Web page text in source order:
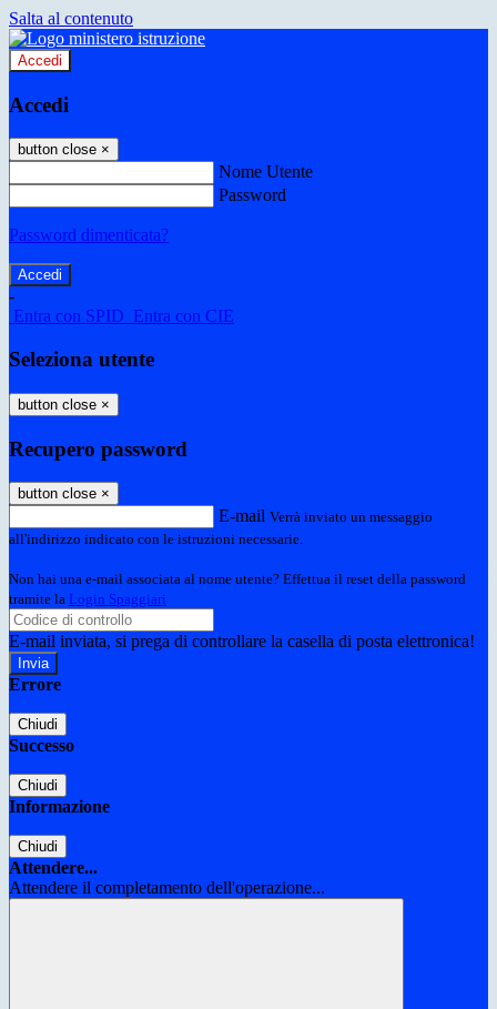
Salta al contenuto
Accedi
Accedi
button close ×
Nome Utente
Password
Password dimenticata?
-
Entra con SPID Entra con CIE
Seleziona utente
button close ×
Recupero password
button close ×
E-mail Verrà inviato un messaggio
all'indirizzo indicato con le istruzioni necessarie.
Non hai una e-mail associata al nome utente? Effettua il reset della password
tramite la Login Spaggiari
E-mail inviata, si prega di controllare la casella di posta elettronica!
Errore
Chiudi
Successo
Chiudi
Informazione
Chiudi
Attendere...
Attendere il completamento dell'operazione...